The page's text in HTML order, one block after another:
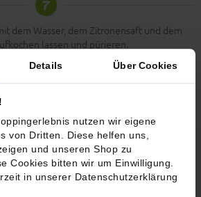
Details Über Cookies
nutzen wir eigene
von Dritten. Diese helfen uns,
und unseren Shop zu
Cookies bitten wir um Einwilligung.
in unserer Datenschutzerklärung
dem Wasser, dem Zitronensaft und dem
lassen und pürieren.
8
(nach Packungsanleitung) eindicken
die Creme darauf kommt!
9
Erdbeercreme füllen und mit Erdbeeren,